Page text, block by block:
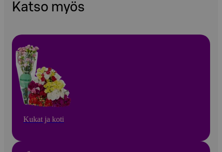
Katso myös
Kukat ja koti